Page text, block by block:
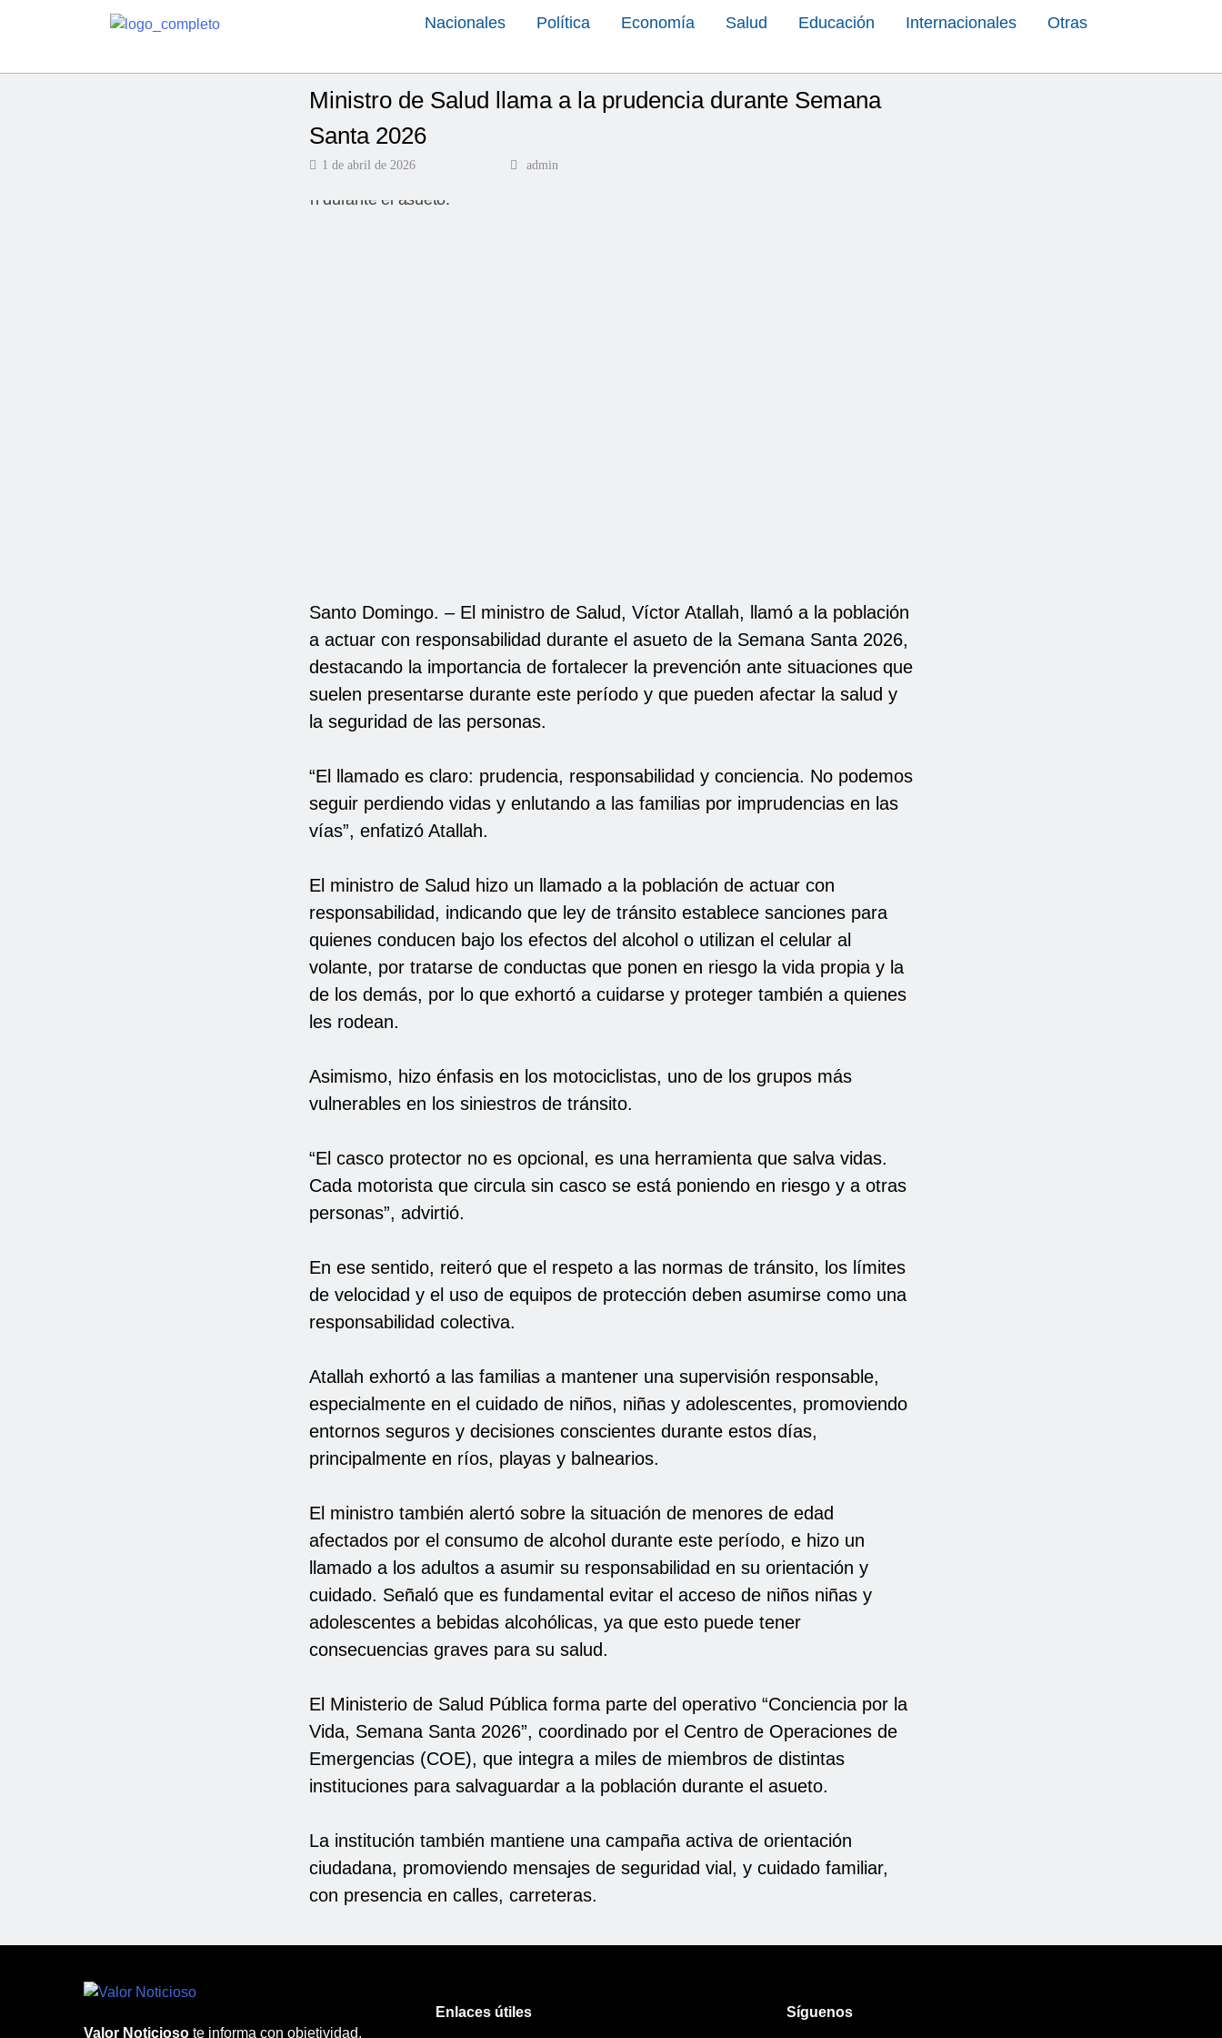
Nacionales Política Economía Salud Educación Internacionales Otras
Ministro de Salud llama a la prudencia durante Semana
Santa 2026
1 de abril de 2026 admin
Santo Domingo. –El ministro de Salud, Víctor Atallah, llamó a la población
a actuar con responsabilidad durante el asueto de la Semana Santa 2026,
destacando la importancia de fortalecer la prevención ante situaciones que
suelen presentarse durante este período y que pueden afectar la salud y
la seguridad de las personas.
“El llamado es claro: prudencia, responsabilidad y conciencia. No podemos
seguir perdiendo vidas y enlutando a las familias por imprudencias en las
vías”, enfatizó Atallah.
El ministro de Salud hizo un llamado a la población de actuar con
responsabilidad, indicando que ley de tránsito establece sanciones para
quienes conducen bajo los efectos del alcohol o utilizan el celular al
volante, por tratarse de conductas que ponen en riesgo la vida propia y la
de los demás, por lo que exhortó a cuidarse y proteger también a quienes
les rodean.
Asimismo, hizo énfasis en los motociclistas, uno de los grupos más
vulnerables en los siniestros de tránsito.
“El casco protector no es opcional, es una herramienta que salva vidas.
Cada motorista que circula sin casco se está poniendo en riesgo y a otras
personas”, advirtió.
En ese sentido, reiteró que el respeto a las normas de tránsito, los límites
de velocidad y el uso de equipos de protección deben asumirse como una
responsabilidad colectiva.
Atallah exhortó a las familias a mantener una supervisión responsable,
especialmente en el cuidado de niños, niñas y adolescentes, promoviendo
entornos seguros y decisiones conscientes durante estos días,
principalmente en ríos, playas y balnearios.
El ministro también alertó sobre la situación de menores de edad
afectados por el consumo de alcohol durante este período, e hizo un
llamado a los adultos a asumir su responsabilidad en su orientación y
cuidado. Señaló que es fundamental evitar el acceso de niños niñas y
adolescentes a bebidas alcohólicas, ya que esto puede tener
consecuencias graves para su salud.
El Ministerio de Salud Pública forma parte del operativo “Conciencia por la
Vida, Semana Santa 2026”, coordinado por el Centro de Operaciones de
Emergencias (COE), que integra a miles de miembros de distintas
instituciones para salvaguardar a la población durante el asueto.
La institución también mantiene una campaña activa de orientación
ciudadana, promoviendo mensajes de seguridad vial, y cuidado familiar,
con presencia en calles, carreteras.
Valor Noticioso te informa con objetividad,
Enlaces útiles Síguenos